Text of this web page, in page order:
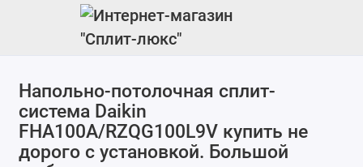
Напольно-потолочная сплит-
система Daikin
FHA100A/RZQG100L9V купить не
дорого с установкой. Большой